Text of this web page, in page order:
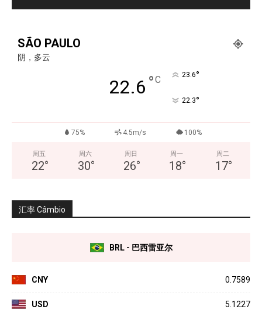
SÃO PAULO
阴，多云
22.6 °C 23.6°
22.3°
75% 4.5m/s 100%
周五
22°
周六
30°
周日
26°
周一
18°
周二
17°
汇率 Câmbio
BRL - 巴西雷亚尔
CNY 0.7589
USD 5.1227